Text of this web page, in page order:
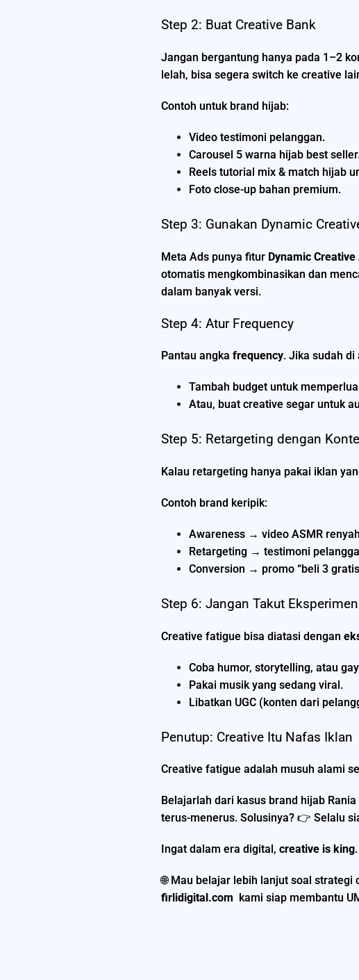
Step 2: Buat Creative Bank
Jangan bergantung hanya pada 1–2
lelah, bisa segera switch ke creative
Contoh untuk brand hijab:
Video testimoni pelanggan.
Carousel 5 warna hijab best
Reels tutorial mix & match hijab
Foto close-up bahan premium.
Step 3: Gunakan Dynamic
Meta Ads punya fitur Dynamic Creative
otomatis mengkombinasikan dan
dalam banyak versi.
Step 4: Atur Frequency
Pantau angka frequency. Jika sudah
Tambah budget untuk
Atau, buat creative segar untuk
Step 5: Retargeting dengan
Kalau retargeting hanya pakai iklan
Contoh brand keripik:
Awareness → video ASMR
Retargeting → testimoni
Conversion → promo “beli 3
Step 6: Jangan Takut Eksperimen
Creative fatigue bisa diatasi dengan
Coba humor, storytelling, atau
Pakai musik yang sedang viral.
Libatkan UGC (konten dari
Penutup: Creative Itu Nafas Iklan
Creative fatigue adalah musuh alami
Belajarlah dari kasus brand hijab
terus-menerus. Solusinya? 👉 Selalu
Ingat dalam era digital, creative is king
🌐 Mau belajar lebih lanjut soal
firlidigital.com kami siap membantu